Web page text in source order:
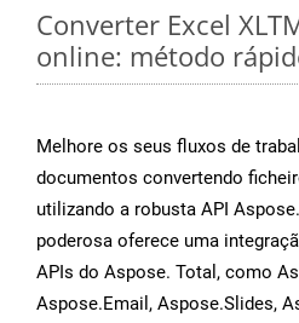
Converter Excel
online: método
Melhore os seus fluxos de
documentos convertendo
utilizando a robusta API
poderosa oferece uma
APIs do Aspose. Total, como
Aspose.Email, Aspose.Slides,